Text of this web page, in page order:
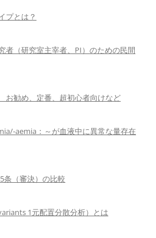
プとは？
者（研究室主宰者、PI）のための民間
勧め、定番、超初心者向けなど
aemia：～が血液中に異常な量存在
条（審決）の比較
1元配置分散分析）とは